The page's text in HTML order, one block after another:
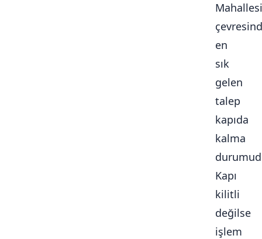
Mahallesi
en
sık
gelen
talep
kapıda
kalma
Kapı
kilitli
değilse
işlem